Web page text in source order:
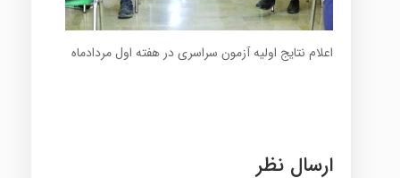
اعلام نتایج اولیه آزمون سراسری در هفته اول مردادماه
ارسال نظر